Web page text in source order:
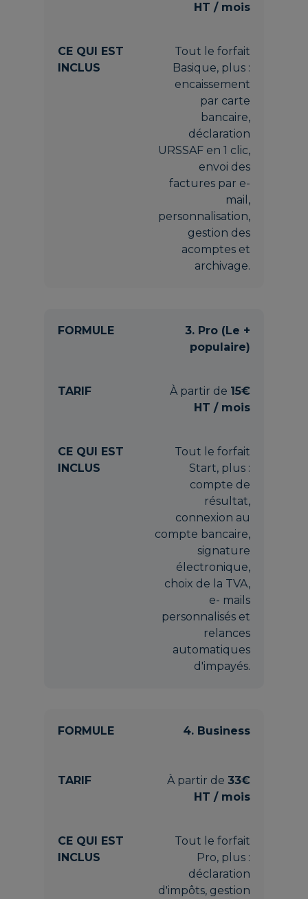
HT / mois
Tout le forfait
Basique, plus :
encaissement
par carte
bancaire,
déclaration
URSSAF en 1 clic,
envoi des
factures par e-
mail,
personnalisation,
gestion des
acomptes et
archivage.
3. Pro (Le +
populaire)
À partir de 15€
HT / mois
Tout le forfait
Start, plus :
compte de
résultat,
connexion au
compte bancaire,
signature
électronique,
choix de la TVA,
e- mails
personnalisés et
relances
automatiques
d'impayés.
4. Business
À partir de 33€
HT / mois
Tout le forfait
Pro, plus :
déclaration
d'impôts, gestion